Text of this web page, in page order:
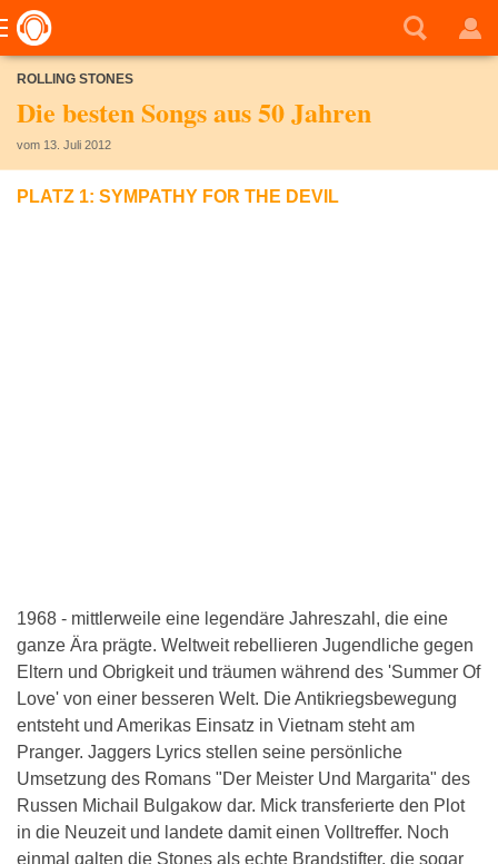
ROLLING STONES
Die besten Songs aus 50 Jahren
vom 13. Juli 2012
PLATZ 1: SYMPATHY FOR THE DEVIL
1968 - mittlerweile eine legendäre Jahreszahl, die eine
ganze Ära prägte. Weltweit rebellieren Jugendliche gegen
Eltern und Obrigkeit und träumen während des 'Summer Of
Love' von einer besseren Welt. Die Antikriegsbewegung
entsteht und Amerikas Einsatz in Vietnam steht am
Pranger. Jaggers Lyrics stellen seine persönliche
Umsetzung des Romans "Der Meister Und Margarita" des
Russen Michail Bulgakow dar. Mick transferierte den Plot
in die Neuzeit und landete damit einen Volltreffer. Noch
einmal galten die Stones als echte Brandstifter, die sogar